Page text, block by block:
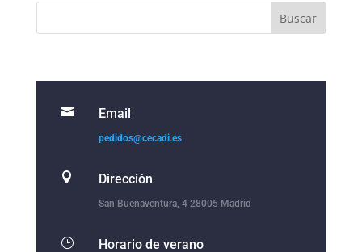
 Email
pedidos@cecadi.es
 Dirección
San Buenaventura, 4 28005 Madrid
} Horario de verano